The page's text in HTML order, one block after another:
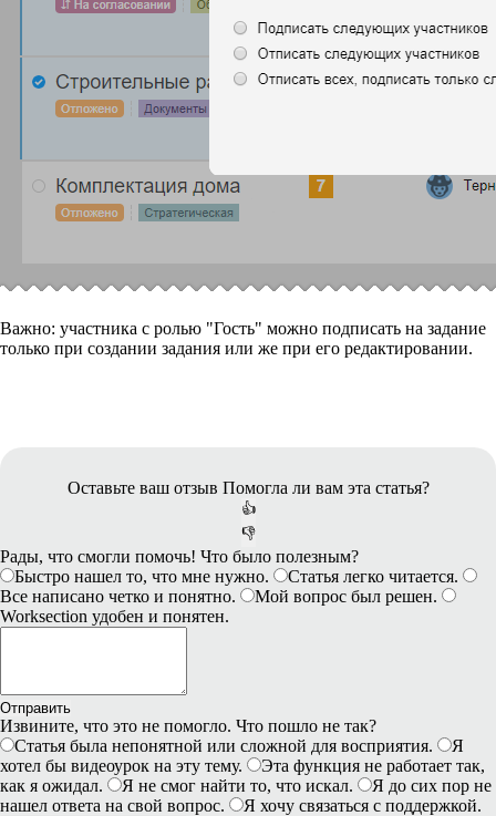
Важно: участника с ролью "Гость" можно подписать на задание
только при создании задания или же при его редактировании.
Оставьте ваш отзыв Помогла ли вам эта статья?
👍
👎
Рады, что смогли помочь! Что было полезным?
Быстро нашел то, что мне нужно.
Статья легко читается.
Все написано четко и понятно.
Мой вопрос был решен.
Worksection удобен и понятен.
Отправить
Извините, что это не помогло. Что пошло не так?
Статья была непонятной или сложной для восприятия.
Я
хотел бы видеоурок на эту тему.
Эта функция не работает так,
как я ожидал.
Я не смог найти то, что искал.
Я до сих пор не
нашел ответа на свой вопрос.
Я хочу связаться с поддержкой.